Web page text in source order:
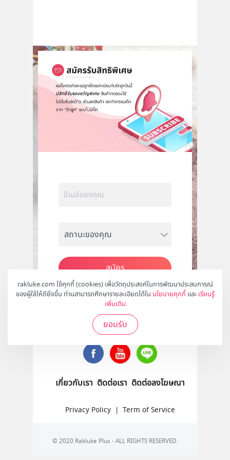
rakluke.com ใช้คุกกี้ (cookies) เพื่อวัตถุประสงค์ในการพัฒนาประสบการณ์
ของผู้ใช้ให้ดียิ่งขึ้น ท่านสามารถศึกษารายละเอียดได้ใน นโยบายคุกกี้ และ เรียนรู้
เพิ่มเติม
ยอมรับ
สมัคร
ติดตามเราได้ที่
เกี่ยวกับเรา ติดต่อเรา ติดต่อลงโฆษณา
Privacy Policy | Term of Service
© 2020 Rakluke Plus - ALL RIGHTS RESERVED.